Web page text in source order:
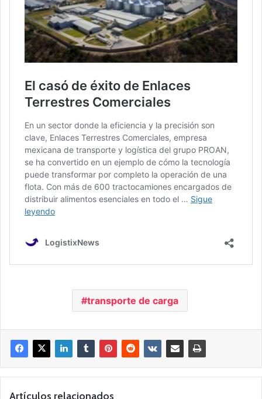
transporte de carga
Artículos relacionados